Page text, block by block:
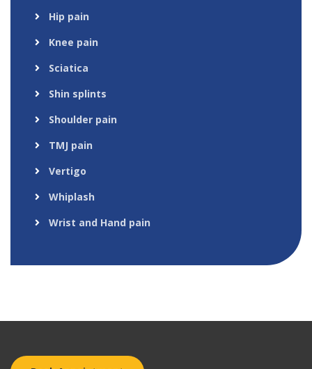
Hip pain
Knee pain
Sciatica
Shin splints
Shoulder pain
TMJ pain
Vertigo
Whiplash
Wrist and Hand pain